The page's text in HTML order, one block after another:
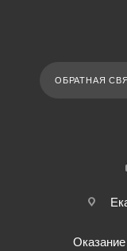
ОБРАТНАЯ